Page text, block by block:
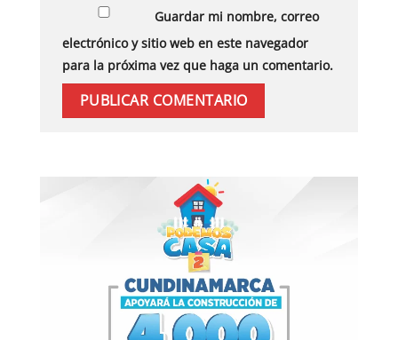
Guardar mi nombre, correo
electrónico y sitio web en este navegador
para la próxima vez que haga un comentario.